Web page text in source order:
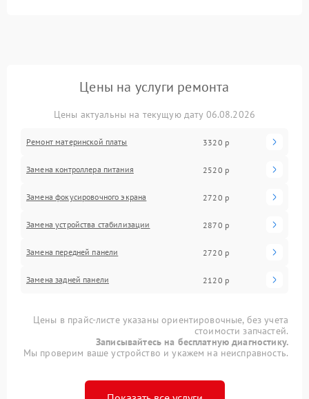
Цены на услуги ремонта
Цены актуальны на текущую дату 06.08.2026
Ремонт материнской платы 3320 р
Замена контроллера питания 2520 р
Замена фокусировочного экрана 2720 р
Замена устройства стабилизации 2870 р
Замена передней панели 2720 р
Замена задней панели 2120 р
Цены в прайс-листе указаны ориентировочные, без учета
стоимости запчастей.
Записывайтесь на бесплатную диагностику.
Мы проверим ваше устройство и укажем на неисправность.